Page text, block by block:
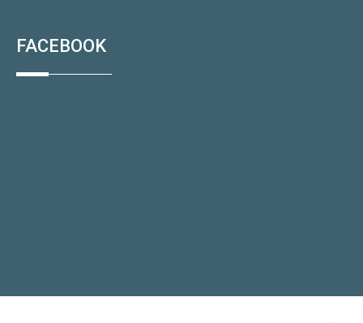
FACEBOOK